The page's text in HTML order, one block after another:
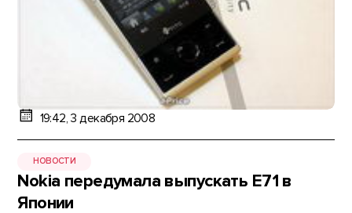
19:42, 3 декабря 2008
НОВОСТИ
Nokia передумала выпускать E71 в
Японии